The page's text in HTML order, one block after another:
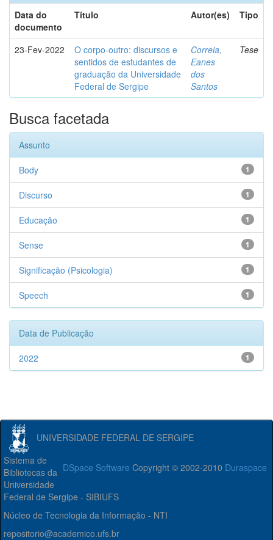
Data do
documento
Título Autor(es) Tipo
23-Fev-2022
O corpo-outro: discursos e
sentidos de estudantes de
graduação da Universidade
Federal de Sergipe
Correia,
Eanes
dos
Santos
Tese
Busca facetada
Assunto
1
Body
1
Discurso
1
Educação
1
Sense
1
Significação (Psicologia)
1
Speech
Data de Publicação
1
2022
UNIVERSIDADE FEDERAL DE SERGIPE
DSpace Software Copyright © 2002-2010 Duraspace
Sistema de
Bibliotecas da
Universidade
Federal de Sergipe - SIBIUFS
Núcleo de Tecnologia da Informação - NTI
repositorio@academico.ufs.br